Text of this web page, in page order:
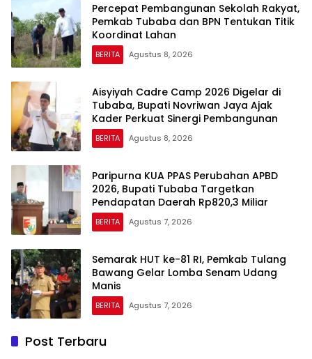
Percepat Pembangunan Sekolah Rakyat,
Pemkab Tubaba dan BPN Tentukan Titik
Koordinat Lahan
BERITA Agustus 8, 2026
Aisyiyah Cadre Camp 2026 Digelar di
Tubaba, Bupati Novriwan Jaya Ajak
Kader Perkuat Sinergi Pembangunan
BERITA Agustus 8, 2026
Paripurna KUA PPAS Perubahan APBD
2026, Bupati Tubaba Targetkan
Pendapatan Daerah Rp820,3 Miliar
BERITA Agustus 7, 2026
Semarak HUT ke-81 RI, Pemkab Tulang
Bawang Gelar Lomba Senam Udang
Manis
BERITA Agustus 7, 2026
Post Terbaru